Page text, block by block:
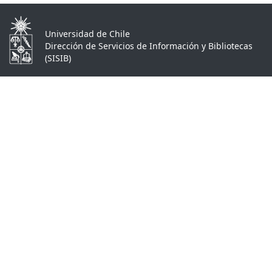
Universidad de Chile
Dirección de Servicios de Información y Bibliotecas
(SISIB)